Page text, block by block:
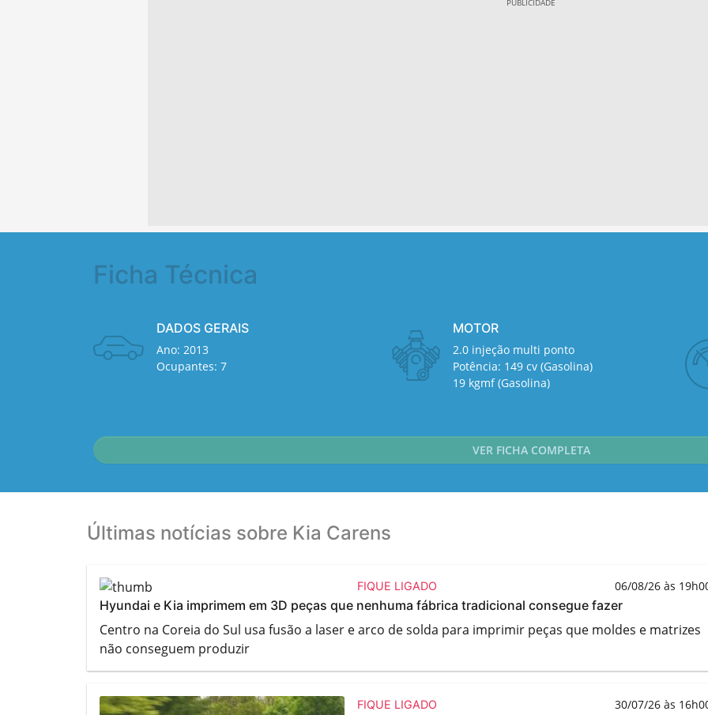
Ficha Técnica
DADOS GERAIS
Ano: 2013
Ocupantes: 7
MOTOR
2.0 injeção multi ponto
Potência: 149 cv (Gasolina)
19 kgmf (Gasolina)
VER FICHA COMPLETA
Últimas notícias sobre Kia Carens
FIQUE LIGADO 06/08/26 às
Hyundai e Kia imprimem em 3D peças que nenhuma fábrica tradicional consegue fazer
Centro na Coreia do Sul usa fusão a laser e arco de solda para imprimir peças que moldes e matrizes
não conseguem produzir
FIQUE LIGADO 30/07/26 às